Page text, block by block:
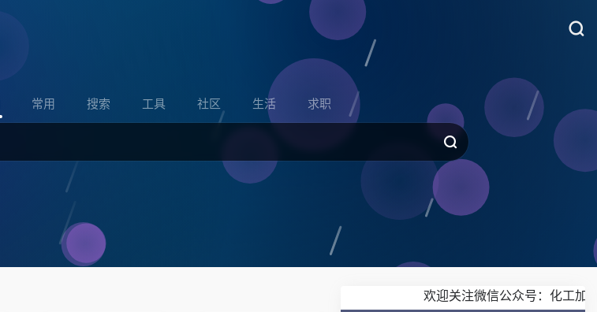
常用 搜索 工具 社区 生活 求职
欢迎关注微信公众号：化工加